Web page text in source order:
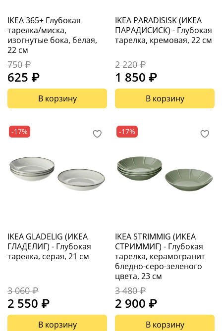
IKEA 365+ Глубокая
тарелка/миска,
изогнутые бока, белая,
22 см
750 ₽
625 ₽
В корзину
IKEA PARADISISK (ИКЕА
ПАРАДИСИСК) - Глубокая
тарелка, кремовая, 22 см
2 220 ₽
1 850 ₽
В корзину
-17%
IKEA GLADELIG (ИКЕА
ГЛАДЕЛИГ) - Глубокая
тарелка, серая, 21 см
3 060 ₽
2 550 ₽
В корзину
-17%
IKEA STRIMMIG (ИКЕА
СТРИММИГ) - Глубокая
тарелка, керамогранит
бледно-серо-зеленого
цвета, 23 см
3 480 ₽
2 900 ₽
В корзину